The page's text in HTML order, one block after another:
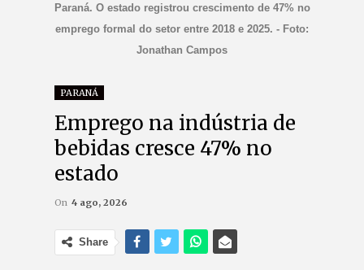
Paraná. O estado registrou crescimento de 47% no
emprego formal do setor entre 2018 e 2025. - Foto:
Jonathan Campos
PARANÁ
Emprego na indústria de
bebidas cresce 47% no
estado
On 4 ago, 2026
Share